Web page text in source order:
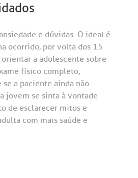
e dúvidas. O ideal é
ocorrido, por volta dos 15
a adolescente sobre
físico completo,
a paciente ainda não
jovem se sinta à vontade
de esclarecer mitos e
com mais saúde e